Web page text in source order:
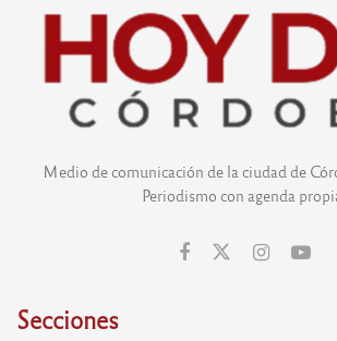
Medio de comunicación de la ciudad de
Periodismo con agenda
Secciones